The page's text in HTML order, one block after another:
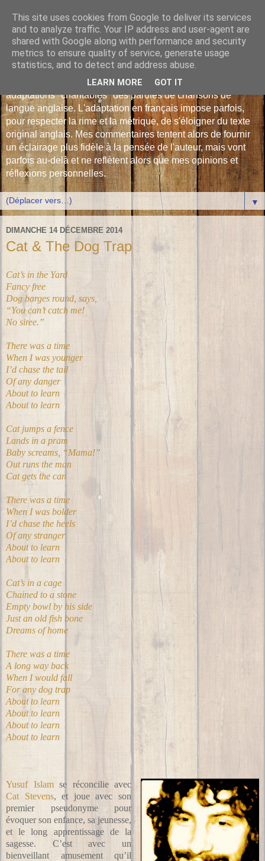
Les Monophonies de
Polyphrène
Versions françaises inédites : déjà plus de 510 traductions -
adaptations "chantables" des paroles de chansons de
langue anglaise. L'adaptation en français impose parfois,
pour respecter la rime et la métrique, de s'éloigner du texte
original anglais. Mes commentaires tentent alors de fournir
un éclairage plus fidèle à la pensée de l'auteur, mais vont
parfois au-delà et ne reflètent alors que mes opinions et
réflexions personnelles.
▼
DIMANCHE 14 DÉCEMBRE 2014
Cat & The Dog Trap
Cat’s in the Yard
Fancy free
Dog barges round, says,
“You can’t catch me!
No siree.”
There was a time
When I was younger
I’d chase the tail
Of any danger
About to learn
About to learn
Cat jumps a fence
Lands in a pram
Baby screams, “Mama!”
Out runs the man
Cat gets the can
There was a time
When I was bolder
I’d chase the heels
Of any stranger
About to learn
About to learn
Cat’s in a cage
Chained to a stone
Empty bowl by his side
Just an old fish bone
Dreams of home
There was a time
A long way back
When I would fall
For any dog trap
About to learn
About to learn
About to learn
About to learn
Yusuf Islamse réconcilie avec
Cat Stevens, et joue avec son
premier pseudonyme pour
évoquer son enfance, sa jeunesse,
et le long apprentissage de la
sagesse. C’est avec un
bienveillant amusement qu’il
This site uses cookies from Google to deliver its services
and to analyze traffic. Your IP address and user-agent are
shared with Google along with performance and security
metrics to ensure quality of service, generate usage
statistics, and to detect and address abuse.
LEARN MORE GOT IT